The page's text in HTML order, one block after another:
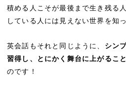
積める人こそが最後まで生き残る
している人には見えない世界を知
英会話もそれと同じように、 シン
習得し、とにかく舞台に上がるこ
のです！